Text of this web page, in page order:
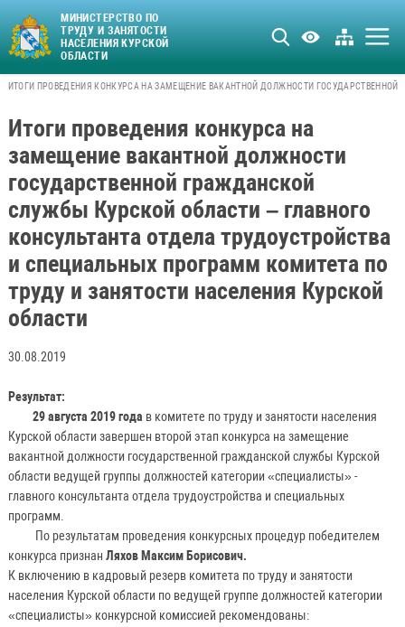
МИНИСТЕРСТВО ПО
ТРУДУ И ЗАНЯТОСТИ
НАСЕЛЕНИЯ КУРСКОЙ
ОБЛАСТИ
ИТОГИ ПРОВЕДЕНИЯ КОНКУРСА НА ЗАМЕЩЕНИЕ ВАКАНТНОЙ ДОЛЖНОСТИ
Итоги проведения конкурса на
замещение вакантной должности
государственной гражданской
службы Курской области – главного
консультанта отдела трудоустройства
и специальных программ комитета по
труду и занятости населения Курской
области
30.08.2019
Результат:
29 августа 2019 года в комитете по труду и занятости населения
Курской области завершен второй этап конкурса на замещение
вакантной должности государственной гражданской службы Курской
области ведущей группы должностей категории «специалисты» -
главного консультанта отдела трудоустройства и специальных
программ.
По результатам проведения конкурсных процедур победителем
конкурса признан Ляхов Максим Борисович.
К включению в кадровый резерв комитета по труду и занятости
населения Курской области по ведущей группе должностей категории
«специалисты» конкурсной комиссией рекомендованы: